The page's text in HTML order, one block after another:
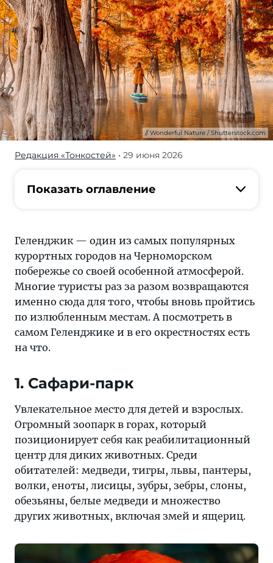
Wonderful Nature / Shutterstock.com
Многие
раз
именно
сюда
местам.
посмотреть
в
самом
Геленджике
и
в
его
окрестностях
на
Редакция «Тонкостей» • 29 июня 2026
Показать оглавление
Геленджик — один из самых популярных
курортных городов на Черноморском
побережье со своей особенной атмосферой.
Многие туристы раз за разом возвращаются
именно сюда для того, чтобы вновь пройтись
по излюбленным местам. А посмотреть в
самом Геленджике и в его окрестностях есть
на что.
1. Сафари-парк
Увлекательное место для детей и взрослых.
Огромный зоопарк в горах, который
позиционирует себя как реабилитационный
центр для диких животных. Среди
обитателей: медведи, тигры, львы, пантеры,
волки, еноты, лисицы, зубры, зебры, слоны,
обезьяны, белые медведи и множество
других животных, включая змей и ящериц.